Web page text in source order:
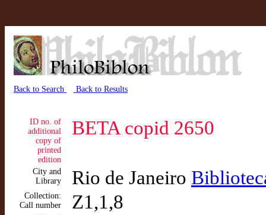
Back to Search Back to Results
ID no. of
additional
copy of
printed
edition
BETA copid 2650
City and
Library
Rio de Janeiro
Collection:
Call number
Z1,1,8